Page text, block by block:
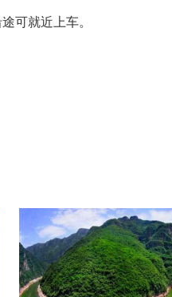
可就近上车。